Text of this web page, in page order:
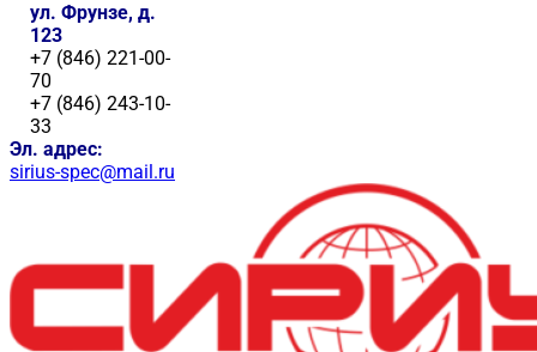
ул. Фрунзе, д.
123
+7 (846) 221-00-
70
+7 (846) 243-10-
33
Эл. адрес:
sirius-spec@mail.ru